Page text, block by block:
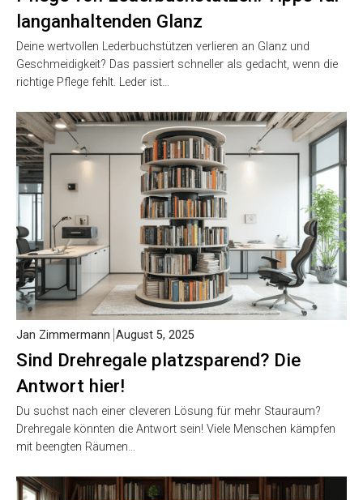
langanhaltenden Glanz
Deine wertvollen Lederbuchstützen verlieren an Glanz und
Geschmeidigkeit? Das passiert schneller als gedacht, wenn die
richtige Pflege fehlt. Leder ist…
Sind Drehregale platzsparend? Die
Antwort hier!
Jan Zimmermann August 5, 2025
Du suchst nach einer cleveren Lösung für mehr Stauraum?
Drehregale könnten die Antwort sein! Viele Menschen kämpfen
mit beengten Räumen…